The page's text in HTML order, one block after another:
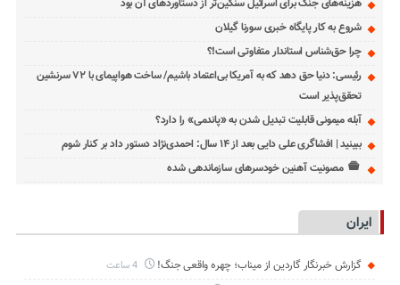
هزینه‌های جنگ برای اسرائیل سنگین‌تر از دستاوردهای آن بود
شروع به کار پایگاه خبری سورنا گیلان
چرا حق‌شناس استاندار متفاوتی است!؟
رئیسی: دنیا حق دهد که به آمریکا بی‌اعتماد باشیم/ ساخت هواپیمای با ۷۲ سرنشین
تحقق‌پذیر است
آبله میمونی قابلیت تبدیل شدن به «پاندمی» را دارد؟
ببینید | افشاگری علی دایی بعد از ۱۴ سال: احمدی‌نژاد دستور داد بر کنار شوم
مصونیت آهنین خودسرهای سازماندهی شده
ایران
گزارش خبرنگار گاردین از میناب؛ چهره واقعی جنگ! 4 ساعت